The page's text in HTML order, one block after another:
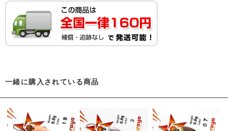
一緒に購入されている商品